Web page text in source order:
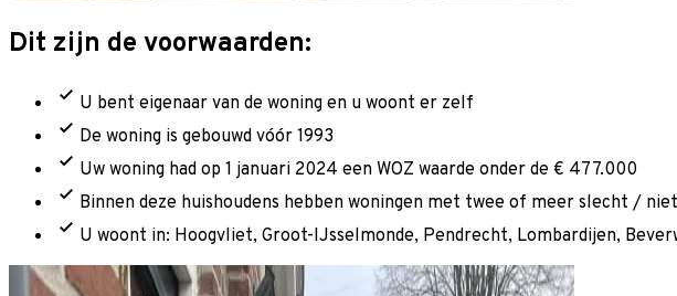
Dit zijn de voorwaarden:
U bent eigenaar van de woning en u woont er zelf
De woning is gebouwd vóór 1993
Uw woning had op 1 januari 2024 een WOZ waarde onder de € 477.000
Binnen deze huishoudens hebben woningen met twee of meer slecht /
U woont in: Hoogvliet, Groot-IJsselmonde, Pendrecht, Lombardijen,